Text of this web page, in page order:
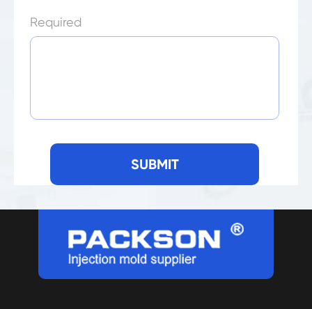
Required
SUBMIT